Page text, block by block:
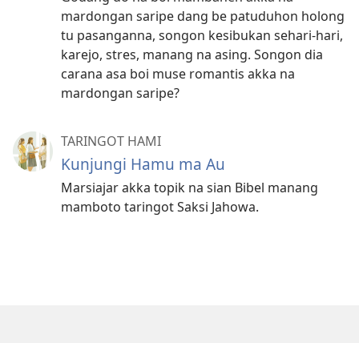
mardongan saripe dang be patuduhon holong
tu pasanganna, songon kesibukan sehari-hari,
karejo, stres, manang na asing. Songon dia
carana asa boi muse romantis akka na
mardongan saripe?
TARINGOT HAMI
Kunjungi Hamu ma Au
Marsiajar akka topik na sian Bibel manang
mamboto taringot Saksi Jahowa.